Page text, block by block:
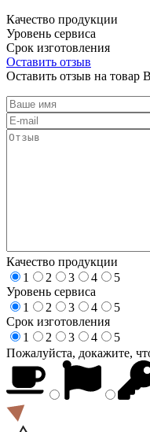
Качество продукции
Уровень сервиса
Срок изготовления
Оставить отзыв
Оставить отзыв на товар
Качество продукции
1
2 3 4
5
Уровень сервиса
1
2 3 4
5
Срок изготовления
1
2 3 4
5
Пожалуйста, докажите,